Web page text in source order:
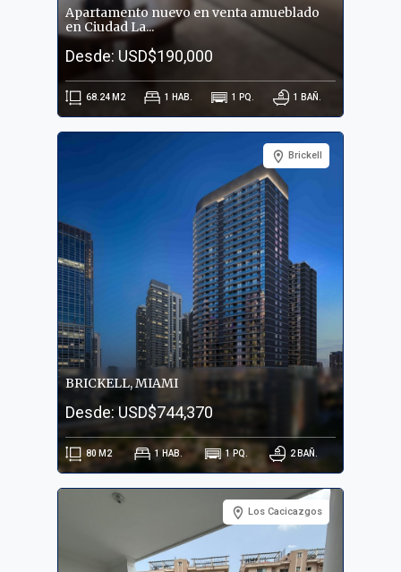
Apartamento nuevo en venta amueblado
en Ciudad La...
Desde: USD$190,000
68.24 M2 1 HAB. 1 PQ. 1 BAÑ.
Brickell
BRICKELL, MIAMI
Desde: USD$744,370
80 M2 1HAB. 1PQ. 2 BAÑ.
Los Cacicazgos